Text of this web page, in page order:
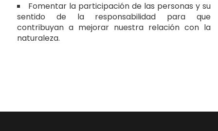
Fomentar la participación de las personas y su
sentido de la responsabilidad para que
contribuyan a mejorar nuestra relación con la
naturaleza.